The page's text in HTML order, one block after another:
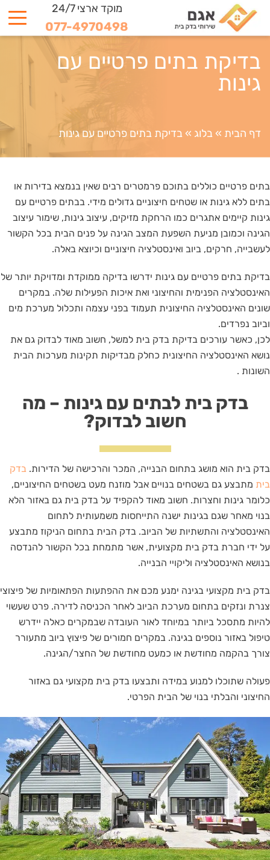
מוקד ארצי 24/7
077-4970498
בדיקת בתים פרטיים עם
גינות
דף הבית » בלוג » בדיקת בתים פרטיים עם גינות
בתים פרטיים כוללים בתוכם פרמטרים רבים שאין בנמצא בדירות או
בתים ללא גינות או שטחים חיצוניים גדולים מידי. בבתים פרטיים עם
גינות קיימים אתגרים כמו הרחקת מזיקים, עיצוב גינות, שימור עיצוב
הגינה וכמובן מניעת השפעת המצב הגינה על פנים הבית בכל הקשור
לעשבייה, חרקים, ביוב ואינסטלציה חיצוניים וכיוצא באלה.
בדיקת בתים פרטיים עם גינות ידרשו בדיקה ממוקדת ומדויקת יותר של
האינסטלציה הפנימית והחיצוני ואת איכות הפעילות שלה. במקרים
שונים האינסטלציה החיצונית תעמוד בפני עצמה ותכלול מערכת מים
וביוב נפרדים.
לכן, כאשר עורכים בדיקת בדק בית למשל, חשוב מאוד לבדוק גם את
נושא האינסטלציה החיצונית כחלק מבדיקות תקינות מערכות הבית
השונות .
בדק בית לבתים עם גינות – מה
חשוב לבדוק?
בדק בית הוא מושג בתחום הבנייה, המכר והרכישה של הדירות. בדק
בית מתבצע גם בשטחים בנויים אבל מוזנח מעט בשטחים החיצוניים,
כלומר גינות וחצרות. חשוב מאוד להקפיד על בדק בית גם באזור הלא
בנוי מאחר שגם בגינות ישנה התייחסות משמעותית לתחום
האינסטלציה והתשתיות של הביוב. בדק הבית בתחום הניקוז מתבצע
על ידי חברת בדק בית מקצועית, אשר מתמחת בכל הקשור להנדסה
בנושא האינסטלציה וליקויי הבנייה.
בדק בית מקצועי בגינה ימנע מכם את ההפתעות הפתאומיות של פיצוצי
צנרת ונזקים בתחום מערכת הביוב לאחר הכניסה לדירה. פרט שעשוי
להיות מתסכל ביותר במיוחד לאור העובדה שבמקרים כאלה יידרש
טיפול באזור נוספים בגינה. במקרים חמורים של פיצוץ ביוב מתעורר
צורך בהקמה מחודשת או כמעט מחודשת של החצר/הגינה.
פעולה שתוכלו למנוע במידה ותבצעו בדק בית מקצועי גם באזור
החיצוני והבלתי בנוי של הבית הפרטי.